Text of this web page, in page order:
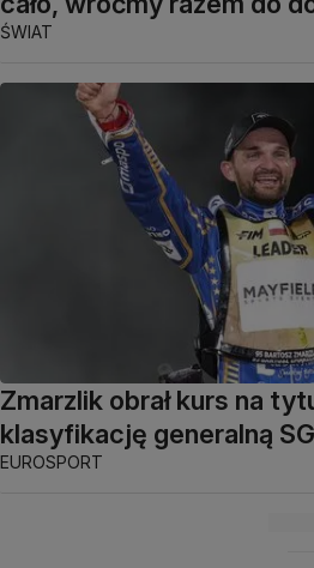
ŚWIAT
Zmarzlik obrał kurs na
klasyfikację generalną
EUROSPORT